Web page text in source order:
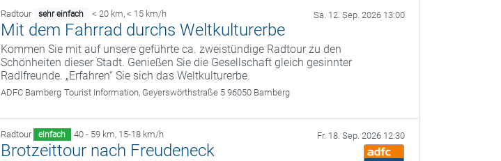
Radtour sehr einfach < 20 km, < 15 km/h Sa. 12. Sep. 2026 13:00
Mit dem Fahrrad durchs Weltkulturerbe
Kommen Sie mit auf unsere geführte ca. zweistündige Radtour zu den
Schönheiten dieser Stadt. Genießen Sie die Gesellschaft gleich gesinnter
Radlfreunde. „Erfahren“ Sie sich das Weltkulturerbe.
ADFC Bamberg Tourist Information, Geyerswörthstraße 5 96050 Bamberg
Radtour einfach 40 - 59 km, 15-18 km/h Fr. 18. Sep. 2026 12:30
Brotzeittour nach Freudeneck